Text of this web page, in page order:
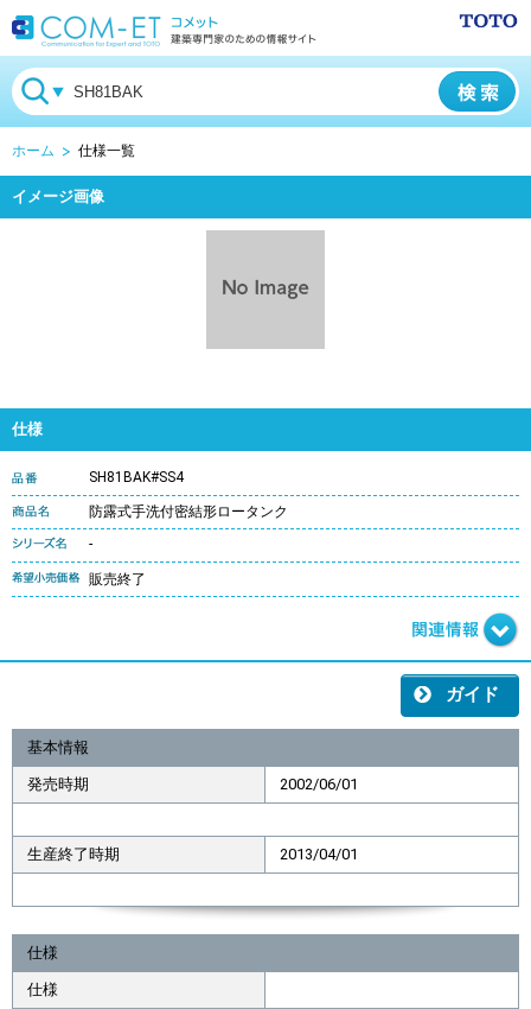
ホーム 仕様一覧
イメージ画像
仕様
SH81BAK#SS4
防露式手洗付密結形ロータンク
-
販売終了
ガイド
基本情報
発売時期 2002/06/01
生産終了時期 2013/04/01
仕様
仕様